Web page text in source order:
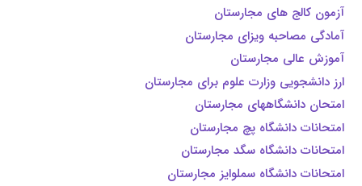
آزمون کالج های مجارستان
آمادگی مصاحبه ویزای مجارستان
آموزش عالی مجارستان
ارز دانشجویی وزارت علوم برای مجارستان
امتحان دانشگاههای مجارستان
امتحانات دانشگاه پچ مجارستان
امتحانات دانشگاه سگد مجارستان
امتحانات دانشگاه سملوایز مجارستان